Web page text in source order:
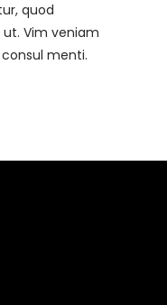
quod
Vim veniam
menti.